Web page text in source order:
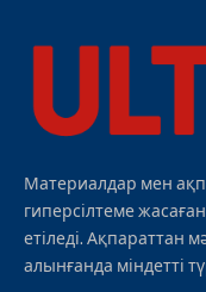
Материалдар мен
гиперсілтеме
етіледі. Ақпараттан
алынғанда міндетті